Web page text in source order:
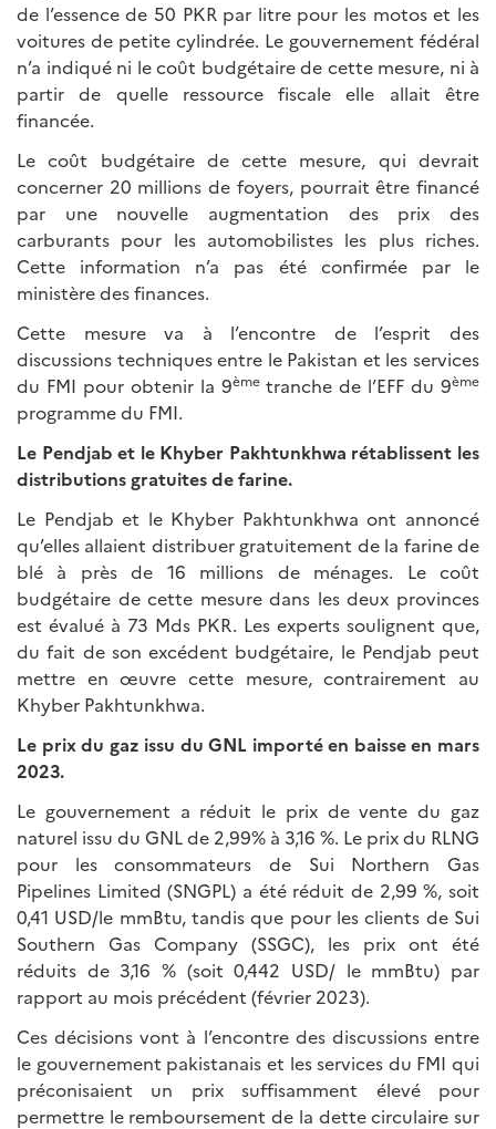
de l’essence de 50 PKR par litre pour les motos et les
voitures de petite cylindrée. Le gouvernement fédéral
n’a indiqué ni le coût budgétaire de cette mesure, ni à
partir de quelle ressource fiscale elle allait être
financée.
Le coût budgétaire de cette mesure, qui devrait
concerner 20 millions de foyers, pourrait être financé
par une nouvelle augmentation des prix des
carburants pour les automobilistes les plus riches.
Cette information n’a pas été confirmée par le
ministère des finances.
Cette mesure va à l’encontre de l’esprit des
discussions techniques entre le Pakistan et les services
du FMI pour obtenir la 9èmetranche de l’EFF du 9ème
programme du FMI.
Le Pendjab et le Khyber Pakhtunkhwa rétablissent les
distributions gratuites de farine.
Le Pendjab et le Khyber Pakhtunkhwa ont annoncé
qu’elles allaient distribuer gratuitement de la farine de
blé à près de 16 millions de ménages. Le coût
budgétaire de cette mesure dans les deux provinces
est évalué à 73 Mds PKR. Les experts soulignent que,
du fait de son excédent budgétaire, le Pendjab peut
mettre en œuvre cette mesure, contrairement au
Khyber Pakhtunkhwa.
Le prix du gaz issu du GNL importé en baisse en mars
2023.
Le gouvernement a réduit le prix de vente du gaz
naturel issu du GNL de 2,99% à 3,16 %. Le prix du RLNG
pour les consommateurs de Sui Northern Gas
Pipelines Limited (SNGPL) a été réduit de 2,99 %, soit
0,41 USD/le mmBtu, tandis que pour les clients de Sui
Southern Gas Company (SSGC), les prix ont été
réduits de 3,16 % (soit 0,442 USD/ le mmBtu) par
rapport au mois précédent (février 2023).
Ces décisions vont à l’encontre des discussions entre
le gouvernement pakistanais et les services du FMI qui
préconisaient un prix suffisamment élevé pour
permettre le remboursement de la dette circulaire sur